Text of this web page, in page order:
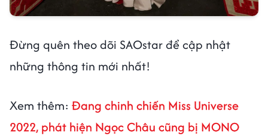
Đừng quên theo dõi SAOstar để cập nhật
những thông tin mới nhất!
Xem thêm: Đang chinh chiến Miss Universe
2022, phát hiện Ngọc Châu cũng bị MONO